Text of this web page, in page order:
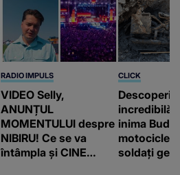
RADIO IMPULS
VIDEO Selly,
ANUNȚUL
MOMENTULUI despre
NIBIRU! Ce se va
întâmpla și CINE
CLICK
incredibilă
inima
soldați